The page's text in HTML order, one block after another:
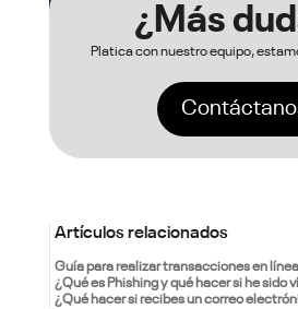
¿Más
Platica con nuestro equipo,
Artículos relacionados
Guía para realizar transacciones en
¿Qué es Phishing y qué hacer si he sido
¿Qué hacer si recibes un correo